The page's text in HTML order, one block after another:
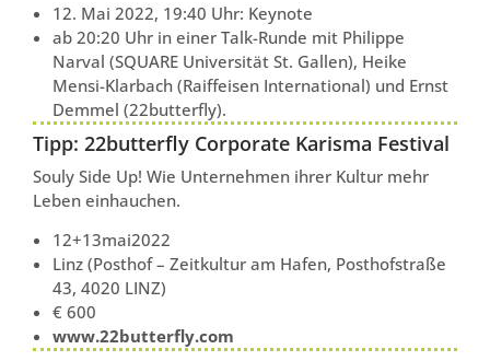
12. Mai 2022, 19:40 Uhr: Keynote
ab 20:20 Uhr in einer Talk-Runde mit Philippe
Narval (SQUARE Universität St. Gallen), Heike
Mensi-Klarbach (Raiffeisen International) und Ernst
Demmel (22butterfly).
Tipp: 22butterfly Corporate Karisma Festival
Souly Side Up! Wie Unternehmen ihrer Kultur mehr
Leben einhauchen.
12+13mai2022
Linz (Posthof – Zeitkultur am Hafen, Posthofstraße
43, 4020 LINZ)
€ 600
www.22butterfly.com